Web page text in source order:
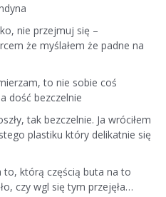
nie przejmuj się –
że myślałem że padne na
to nie sobie coś
dość bezczelnie
tak bezczelnie. Ja wróciłem
plastiku który delikatnie się
to, którą częścią buta na to
czy wgl się tym przejęła…